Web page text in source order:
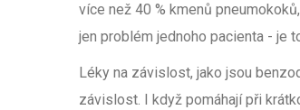
více než 40 % kmenů
jen problém jednoho pacienta - je
Léky na závislost, jako jsou
závislost. I když pomáhají při